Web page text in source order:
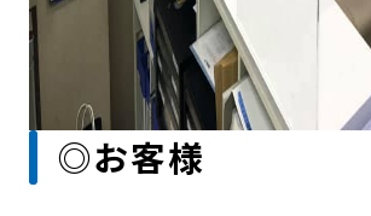
◎お客様